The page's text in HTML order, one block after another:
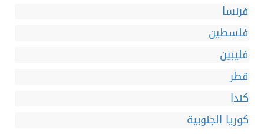
فرنسا
فلسطين
فليبين
قطر
كندا
كوريا الجنوبية